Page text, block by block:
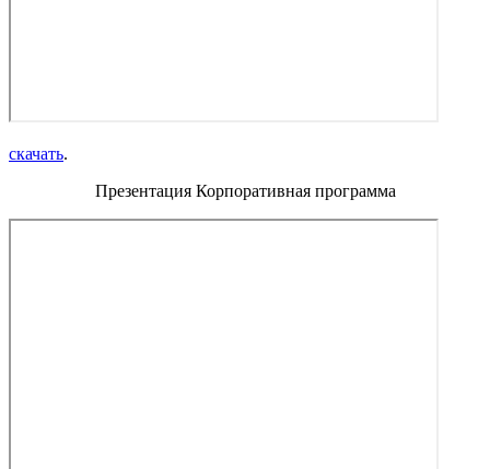
скачать.
Презентация Корпоративная программа